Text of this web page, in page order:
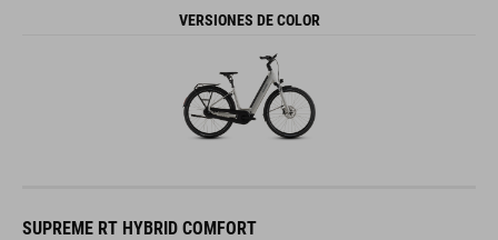
VERSIONES DE COLOR
SUPREME RT HYBRID COMFORT